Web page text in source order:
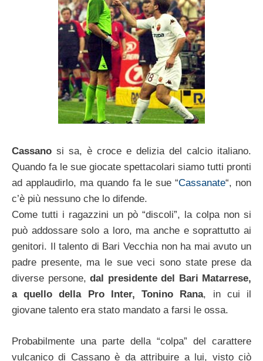
Cassano si sa, è croce e delizia del calcio italiano.
Quando fa le sue giocate spettacolari siamo tutti pronti
ad applaudirlo, ma quando fa le sue “Cassanate“, non
c’è più nessuno che lo difende.
Come tutti i ragazzini un pò “discoli”, la colpa non si
può addossare solo a loro, ma anche e soprattutto ai
genitori. Il talento di Bari Vecchia non ha mai avuto un
padre presente, ma le sue veci sono state prese da
diverse persone, dal presidente del Bari Matarrese,
a quello della Pro Inter, Tonino Rana, in cui il
giovane talento era stato mandato a farsi le ossa.
Probabilmente una parte della “colpa” del carattere
vulcanico di Cassano è da attribuire a lui, visto ciò